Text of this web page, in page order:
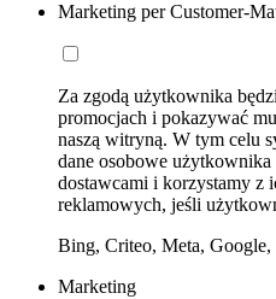
Marketing per Customer-
Za zgodą użytkownika
promocjach i pokazywać
naszą witryną. W tym celu
dane osobowe
dostawcami i korzystamy z
reklamowych, jeśli
Bing, Criteo, Meta,
Marketing